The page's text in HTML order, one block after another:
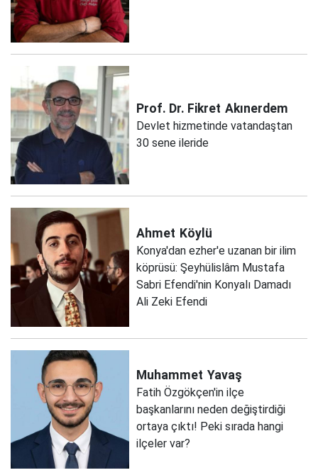
Prof. Dr. Fikret Akınerdem
Devlet hizmetinde vatandaştan
30 sene ileride
Ahmet Köylü
Konya'dan ezher'e uzanan bir ilim
köprüsü: Şeyhülislâm Mustafa
Sabri Efendi'nin Konyalı Damadı
Ali Zeki Efendi
Muhammet Yavaş
Fatih Özgökçen'in ilçe
başkanlarını neden değiştirdiği
ortaya çıktı! Peki sırada hangi
ilçeler var?